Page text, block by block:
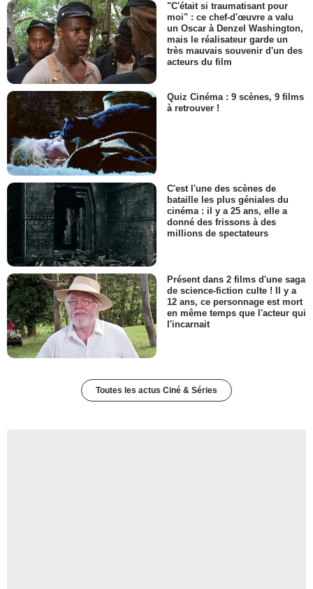
"C'était si traumatisant pour
moi" : ce chef-d'œuvre a valu
un Oscar à Denzel Washington,
mais le réalisateur garde un
très mauvais souvenir d'un des
acteurs du film
Quiz Cinéma : 9 scènes, 9 films
à retrouver !
C'est l'une des scènes de
bataille les plus géniales du
cinéma : il y a 25 ans, elle a
donné des frissons à des
millions de spectateurs
Présent dans 2 films d'une saga
de science-fiction culte ! Il y a
12 ans, ce personnage est mort
en même temps que l'acteur qui
l'incarnait
Toutes les actus Ciné & Séries